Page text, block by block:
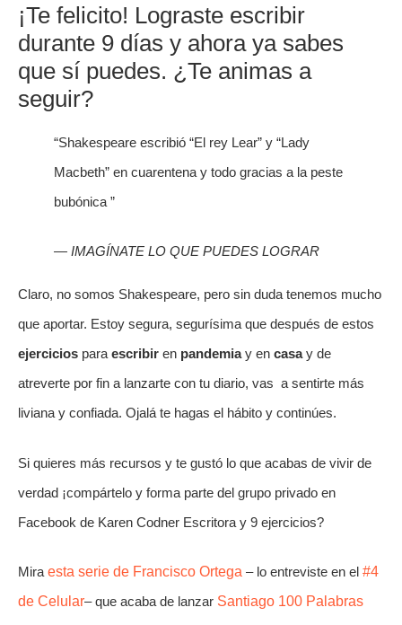
¡Te felicito! Lograste escribir
durante 9 días y ahora ya sabes
que sí puedes. ¿Te animas a
seguir?
“Shakespeare escribió “El rey Lear” y “Lady
Macbeth” en cuarentena y todo gracias a la peste
bubónica ”
— IMAGÍNATE LO QUE PUEDES LOGRAR
Claro, no somos Shakespeare, pero sin duda tenemos mucho
que aportar. Estoy segura, segurísima que después de estos
ejercicios para escribir en pandemiay en casay de
atreverte por fin a lanzarte con tu diario, vas a sentirte más
liviana y confiada. Ojalá te hagas el hábito y continúes.
Si quieres más recursos y te gustó lo que acabas de vivir de
verdad ¡compártelo y forma parte del grupo privado en
Facebook de Karen Codner Escritora y 9 ejercicios?
Mira esta serie de Francisco Ortega – lo entreviste en el #4
de Celular– que acaba de lanzar Santiago 100 Palabras